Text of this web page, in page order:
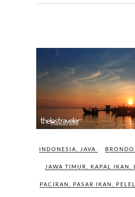
INDONESIA JAVA
JAWA TIMUR KAPAL IKAN
PACIRAN PASAR IKAN